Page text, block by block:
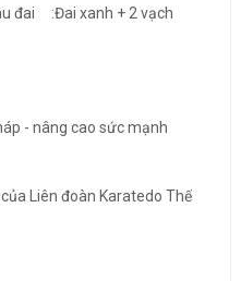
xanh + 2 vạch
- nâng cao sức mạnh
Liên đoàn Karatedo Thế